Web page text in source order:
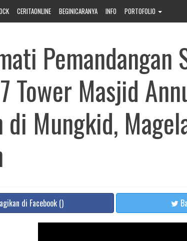
CERITAONLINE BEGINICARANYA INFO PORTOFOLIO
Pemandangan
Tower Masjid
di Mungkid,
di Facebook ()